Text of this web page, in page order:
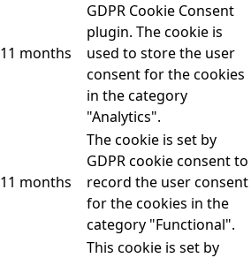
11 months
GDPR Cookie Consent
plugin. The cookie is
used to store the user
consent for the cookies
in the category
"Analytics".
11 months
The cookie is set by
GDPR cookie consent to
record the user consent
for the cookies in the
category "Functional".
This cookie is set by